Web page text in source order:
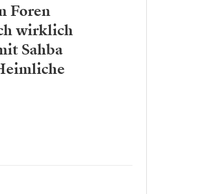
Foren
wirklich
Sahba